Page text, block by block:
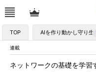
TOP AIを作り動かし守り生
連載
ネットワークの基礎を学習